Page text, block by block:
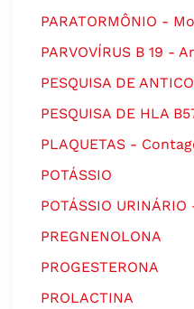
PARATORMÔNIO -
PARVOVÍRUS B 19 -
PESQUISA DE
PESQUISA DE HLA
PLAQUETAS -
POTÁSSIO
POTÁSSIO
PREGNENOLONA
PROGESTERONA
PROLACTINA